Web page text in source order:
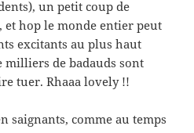
un petit coup de
hop le monde entier peut
excitants au plus haut
milliers de badauds sont
tuer. Rhaaa lovely !!
saignants, comme au temps